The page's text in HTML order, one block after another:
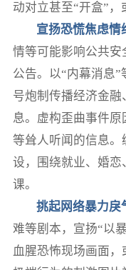
动对立甚至“开盒”，
宣扬恐慌焦虑情
情等可能影响公共安
公告。以“内幕消息
号炮制传播经济金
息。虚构歪曲事件原
等耸人听闻的信息。
设，围绕就业、婚恋
课。
挑起网络暴力戾
难等剧本，宣扬“以
血腥恐怖现场画面